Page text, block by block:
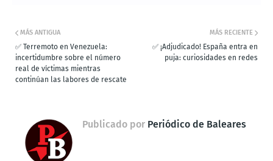
MÁS RECIENTE
✅ ¡Adjudicado! España entra en
puja: curiosidades en redes
MÁS ANTIGUA
✅ Terremoto en Venezuela:
incertidumbre sobre el número
real de víctimas mientras
continúan las labores de rescate
Publicado por Periódico de Baleares